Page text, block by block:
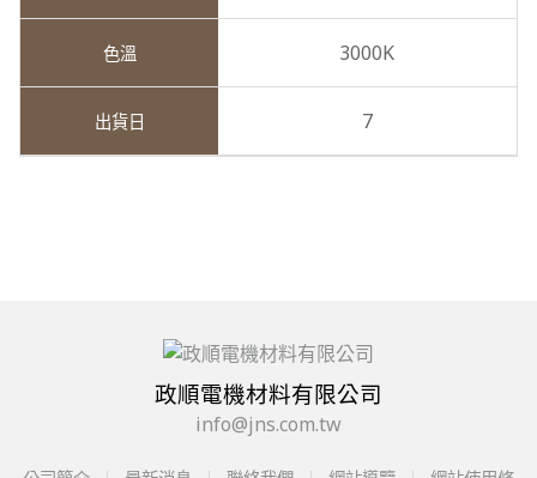
3000K
7
政順電機材料有限公司
info@jns.com.tw